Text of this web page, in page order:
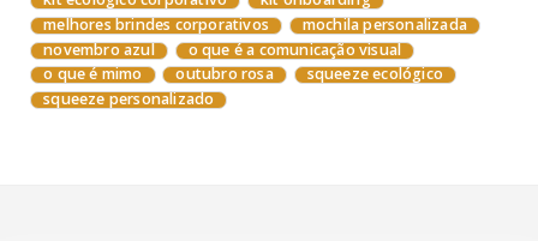
melhores brindes corporativos
mochila personalizada
novembro azul
o que é a comunicação visual
o que é mimo
outubro rosa
squeeze ecológico
squeeze personalizado